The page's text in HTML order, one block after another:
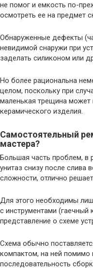
не помог и емкость по-
осмотреть ее на предмет
Обнаруженные дефекты
невидимой снаружи при
заделать силиконом или
Но более рациональна
целом, поскольку при
маленькая трещина может
керамического изделия.
Самостоятельный
мастера?
Большая часть проблем, в
унитаз снизу после слива
сложности, отлично
Для этого необходимы
с инструментами (гаечный
представление о схеме
Схема обычно
компактом, на ней помимо
последовательность